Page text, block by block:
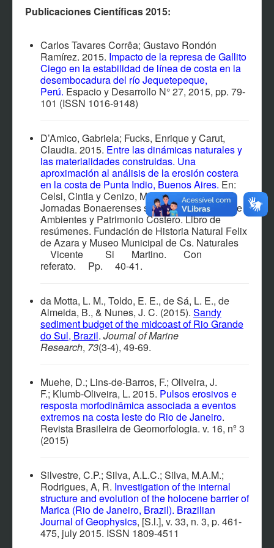
CONTACTO
PARTICIPANTES
MATERIAL MULTIMEDIA
SOFTWARES Y SISTEMAS
Publicaciones Científicas 2015:
Carlos Tavares Corrêa; Gustavo Rondón
Ramírez. 2015. Impacto de la represa de Gallito
Ciego en la estabilidad de línea de costa en la
desembocadura del río Jequetepeque,
Perú. Espacio y Desarrollo N° 27, 2015, pp. 79-
101 (ISSN 1016-9148)
D’Amico, Gabriela; Fucks, Enrique y Carut,
Claudia. 2015. Entre las dinámicas naturales y
las materialidades construidas. Una
aproximación al análisis de la erosión costera
en la costa de Punta Indio, Buenos Aires. En:
Celsi, Cintia y Cenizo, Marcos (comp.) I
Jornadas Bonaerenses sobre conservación de
Ambientes y Patrimonio Costero. Libro de
resúmenes. Fundación de Historia Natural Felix
de Azara y Museo Municipal de Cs. Naturales
Vicente Si Martino. Con
referato. Pp. 40-41.
da Motta, L. M., Toldo, E. E., de Sá, L. E., de
Almeida, B., & Nunes, J. C. (2015). Sandy
sediment budget of the midcoast of Rio Grande
do Sul, Brazil. Journal of Marine
Research, 73(3-4), 49-69.
Muehe, D.; Lins-de-Barros, F.; Oliveira, J.
F.; Klumb-Oliveira, L. 2015. Pulsos erosivos e
resposta morfodinâmica associada a eventos
extremos na costa leste do Rio de Janeiro.
Revista Brasileira de Geomorfologia. v. 16, nº 3
(2015)
Silvestre, C.P.; Silva, A.L.C.; Silva, M.A.M.;
Rodrigues, A, R. Investigation of the internal
structure and evolution of the holocene barrier of
Marica (Rio de Janeiro, Brazil). Brazilian
Journal of Geophysics, [S.l.], v. 33, n. 3, p. 461-
475, july 2015. ISSN 1809-4511